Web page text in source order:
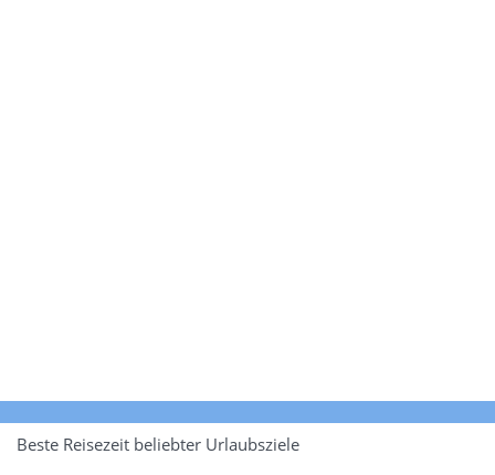
Beste Reisezeit beliebter Urlaubsziele